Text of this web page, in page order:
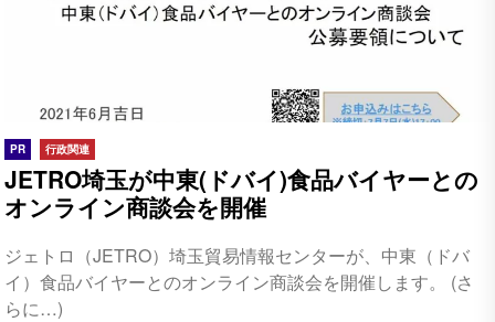
PR 行政関連
JETRO埼玉が中東(ドバイ)食品バイヤーとの
オンライン商談会を開催
ジェトロ（JETRO）埼玉貿易情報センターが、中東（ドバ
イ）食品バイヤーとのオンライン商談会を開催します。 (さ
らに…)